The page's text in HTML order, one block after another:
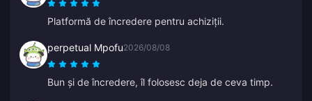
Platformă de încredere pentru achiziții.
perpetual Mpofu2026/08/08
Bun și de încredere, îl folosesc deja de ceva timp.